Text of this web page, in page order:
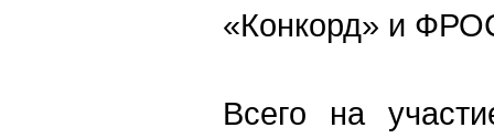
«Конкорд» и
Всего на